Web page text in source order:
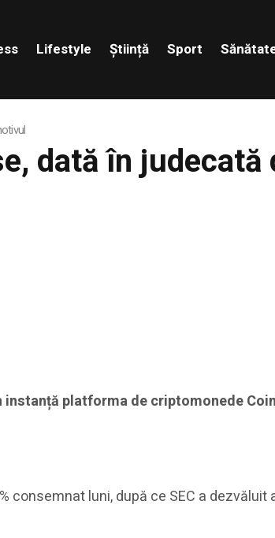
Lifestyle Știință Sport
dată în
platforma de criptomonede
consemnat luni, după ce SEC a